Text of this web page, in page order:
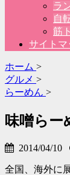
ラ
自
筋
サイトマ
ホーム >
グルメ >
らーめん >
味噌らー
2014/04/10
全国、海外に